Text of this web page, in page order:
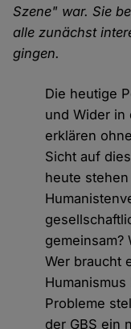
Szene" war. Sie
alle zunächst
gingen.
Die heutige
und Wider
erklären
Sicht auf
heute stehen
gemeinsam?
Wer braucht
Probleme
der GBS ein